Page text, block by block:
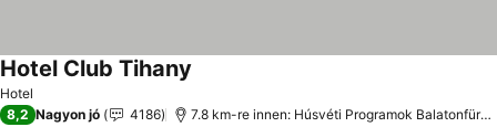
Hotel
Hotel Club Tihany
8,2 Nagyon jó 4186 7.8 km-re innen: Húsvéti Programok